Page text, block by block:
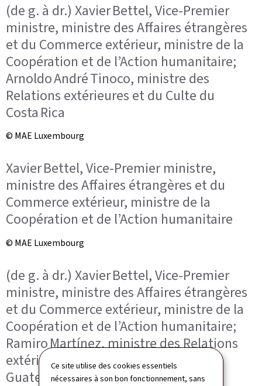
Ce site utilise des cookies essentiels
nécessaires à son bon fonctionnement, sans
(de g. à dr.) Xavier Bettel, Vice-Premier
ministre, ministre des Affaires étrangères
et du Commerce extérieur, ministre de la
Coopération et de l’Action humanitaire;
Arnoldo André Tinoco, ministre des
Relations extérieures et du Culte du
Costa Rica
© MAE Luxembourg
Xavier Bettel, Vice-Premier ministre,
ministre des Affaires étrangères et du
Commerce extérieur, ministre de la
Coopération et de l’Action humanitaire
© MAE Luxembourg
(de g. à dr.) Xavier Bettel, Vice-Premier
ministre, ministre des Affaires étrangères
et du Commerce extérieur, ministre de la
Coopération et de l’Action humanitaire;
Ramiro Martínez, ministre des Relations
extérieures de la République du
Guatemala